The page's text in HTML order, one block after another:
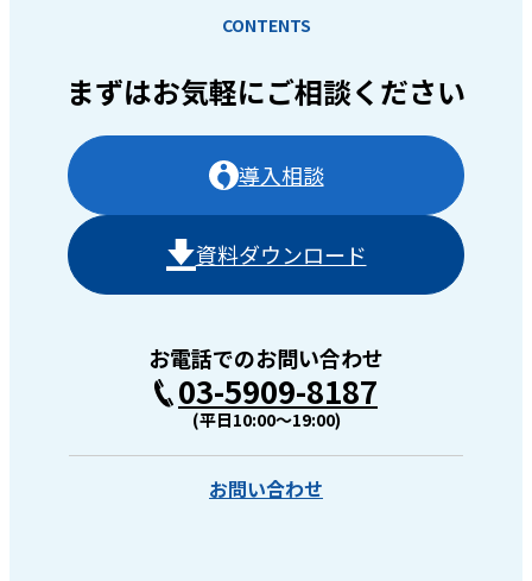
CONTENTS
まずはお気軽にご相談ください
導入相談
資料ダウンロード
お電話でのお問い合わせ
03-5909-8187
(平日10:00〜19:00)
お問い合わせ